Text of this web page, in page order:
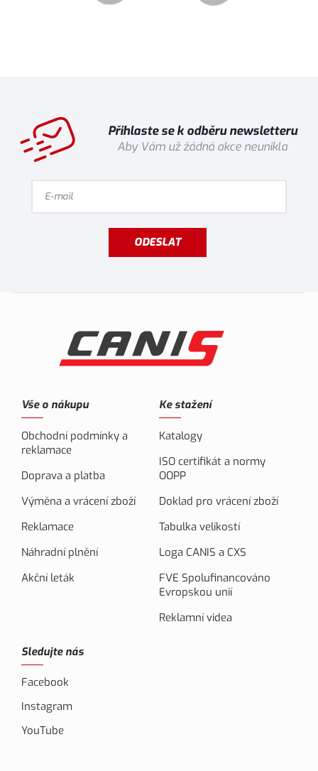
Přihlaste se k odběru newsletteru
Aby Vám už žádná akce neunikla
ODESLAT
Vše o nákupu
Obchodní podmínky a
reklamace
Doprava a platba
Výměna a vrácení zboží
Reklamace
Náhradní plnění
Akční leták
Ke stažení
Katalogy
ISO certifikát a normy
OOPP
Doklad pro vrácení zboží
Tabulka velikostí
Loga CANIS a CXS
FVE Spolufinancováno
Evropskou unií
Reklamní videa
Sledujte nás
Facebook
Instagram
YouTube